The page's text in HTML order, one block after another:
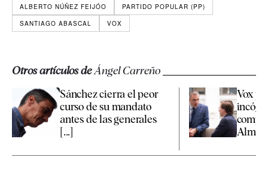
ALBERTO NÚÑEZ FEIJÓO
PARTIDO POPULAR (PP)
SANTIAGO ABASCAL
VOX
Otros artículos deÁngel Carreño
Sánchez cierra el peor
curso de su mandato
antes de las generales
[...]
Vox